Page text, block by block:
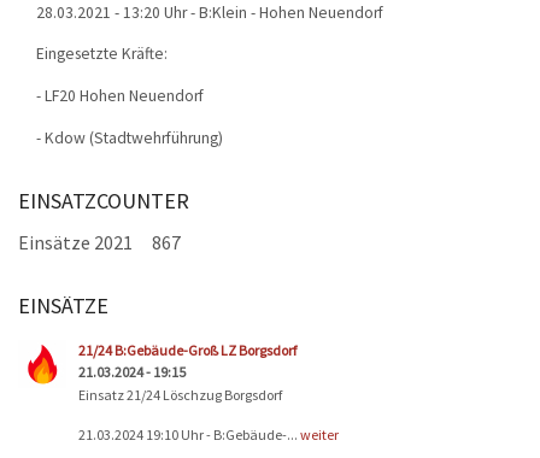
28.03.2021 - 13:20 Uhr - B:Klein - Hohen Neuendorf
Eingesetzte Kräfte:
- LF20 Hohen Neuendorf
- Kdow (Stadtwehrführung)
EINSATZCOUNTER
Einsätze 2021 867
EINSÄTZE
21/24 B:Gebäude-Groß LZ Borgsdorf
21.03.2024 - 19:15
Einsatz 21/24 Löschzug Borgsdorf
21.03.2024 19:10 Uhr - B:Gebäude-... weiter
Seiten